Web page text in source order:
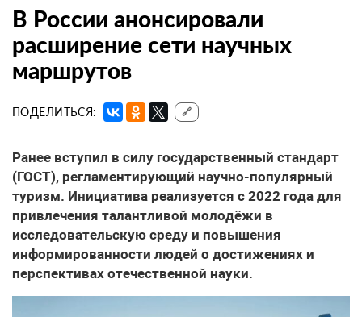
В России анонсировали
расширение сети научных
маршрутов
ПОДЕЛИТЬСЯ: 🔗
Ранее вступил в силу государственный стандарт
(ГОСТ), регламентирующий научно-популярный
туризм. Инициатива реализуется с 2022 года для
привлечения талантливой молодёжи в
исследовательскую среду и повышения
информированности людей о достижениях и
перспективах отечественной науки.